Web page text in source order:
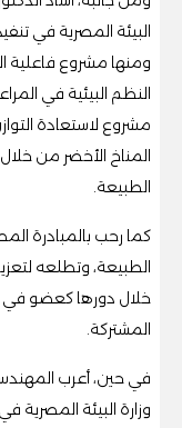
البيئة المصرية في
ومنها مشروع فاعلية
النظم البيئية في
مشروع لاستعادة
المناخ الأخضر من
الطبيعة.
كما رحب بالمبادرة
الطبيعة، وتطلعه
خلال دورها كعضو في
المشتركة.
في حين، أعرب
وزارة البيئة المصرية